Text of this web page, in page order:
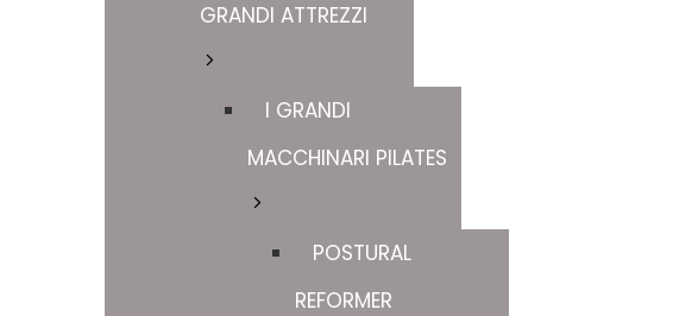
GRANDI ATTREZZI
I GRANDI
MACCHINARI PILATES
POSTURAL
REFORMER